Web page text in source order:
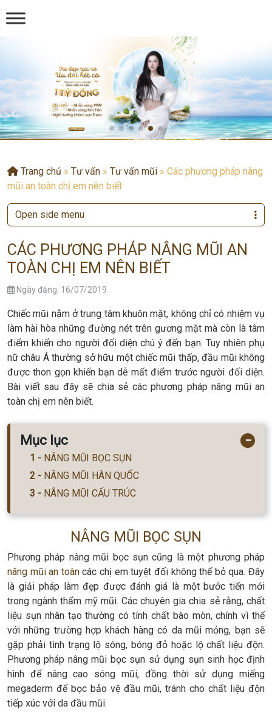
Trang chủ » Tư vấn » Tư vấn mũi » Các phương pháp nâng
mũi an toàn chị em nên biết
CÁC PHƯƠNG PHÁP NÂNG MŨI AN
TOÀN CHỊ EM NÊN BIẾT
Ngày đăng: 16/07/2019
Chiếc mũi nằm ở trung tâm khuôn mặt, không chỉ có nhiệm vụ
làm hài hòa những đường nét trên gương mặt mà còn là tâm
điểm khiến cho người đối diện chú ý đến bạn. Tuy nhiên phụ
nữ châu Á thường sở hữu một chiếc mũi thấp, đầu mũi không
được thon gọn khiến bạn dễ mất điểm trước người đối diện.
Bài viết sau đây sẽ chia sẻ các phương pháp nâng mũi an
toàn chị em nên biết.
Mục lục −
NÂNG MŨI BỌC SỤN
NÂNG MŨI HÀN QUỐC
NÂNG MŨI CẤU TRÚC
NÂNG MŨI BỌC SỤN
Phương pháp nâng mũi bọc sụn cũng là một phương pháp
nâng mũi an toàncác chị em tuyệt đối không thể bỏ qua. Đây
là giải pháp làm đẹp được đánh giá là một bước tiến mới
trong ngành thẩm mỹ mũi. Các chuyên gia chia sẻ rằng, chất
liệu sụn nhân tạo thường có tính chất bào mòn, chính vì thế
với những trường hợp khách hàng có da mũi mỏng, bạn sẽ
gặp phải tình trạng lộ sóng, bóng đỏ hoặc lộ chất liệu độn.
Phương pháp nâng mũi bọc sụn sử dụng sụn sinh học định
hình để nâng cao sóng mũi, đồng thời sử dụng miếng
megaderm để bọc bảo vệ đầu mũi, tránh cho chất liệu độn
tiếp xúc với da đầu mũi.
Open side menu